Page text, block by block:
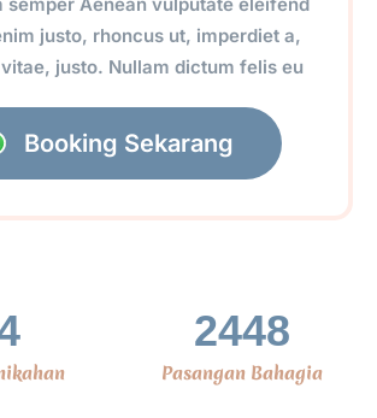
semper Aenean vulputate eleifend
justo, rhoncus ut, imperdiet a,
justo. Nullam dictum felis eu
Booking Sekarang
Pasangan Bahagia
2448